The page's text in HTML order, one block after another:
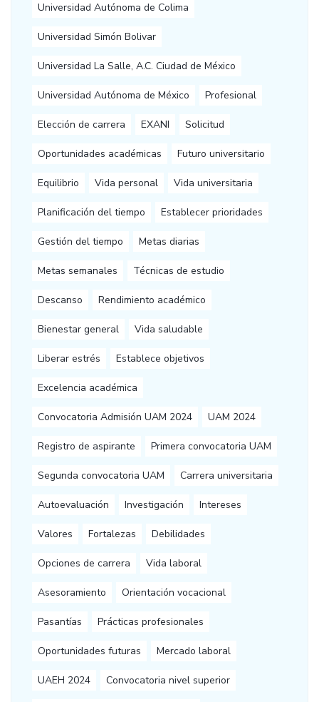
Universidad Autónoma de Colima
Universidad Simón Bolivar
Universidad La Salle, A.C. Ciudad de México
Universidad Autónoma de México Profesional
Elección de carrera EXANI Solicitud
Oportunidades académicas Futuro universitario
Equilibrio Vida personal Vida universitaria
Planificación del tiempo Establecer prioridades
Gestión del tiempo Metas diarias
Metas semanales Técnicas de estudio
Descanso Rendimiento académico
Bienestar general Vida saludable
Liberar estrés Establece objetivos
Excelencia académica
Convocatoria Admisión UAM 2024 UAM 2024
Registro de aspirante Primera convocatoria UAM
Segunda convocatoria UAM Carrera universitaria
Autoevaluación Investigación Intereses
Valores Fortalezas Debilidades
Opciones de carrera Vida laboral
Asesoramiento Orientación vocacional
Pasantías Prácticas profesionales
Oportunidades futuras Mercado laboral
UAEH 2024 Convocatoria nivel superior